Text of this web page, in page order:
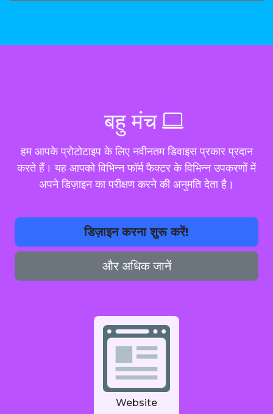
बहु मंच
हम आपके प्रोटोटाइप के लिए नवीनतम डिवाइस प्रकार प्रदान
करते हैं। यह आपको विभिन्न फॉर्म फैक्टर के विभिन्न उपकरणों में
अपने डिज़ाइन का परीक्षण करने की अनुमति देता है।
डिज़ाइन करना शुरू करें!
और अधिक जानें
Website